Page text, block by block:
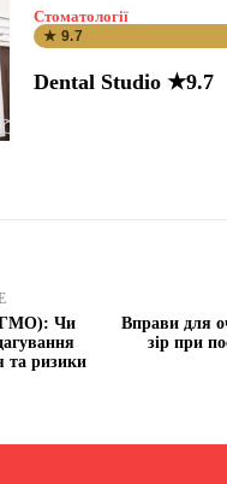
Стоматології
★ 9.7
Dental Studio ★9.7
(ГМО): Чи
та ризики
Вправи для
зір при